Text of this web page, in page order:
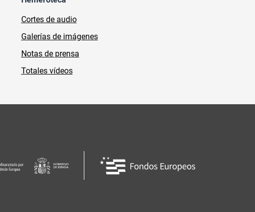
Cortes de audio
Galerías de imágenes
Notas de prensa
Totales vídeos